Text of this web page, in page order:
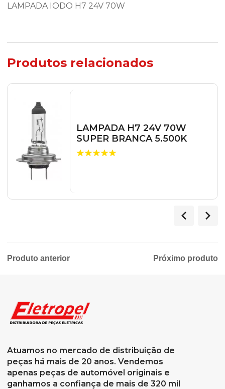
LAMPADA IODO H7 24V 70W
Produtos relacionados
LAMPADA H7 24V 70W
SUPER BRANCA 5.500K
Produto anterior Próximo produto
Atuamos no mercado de distribuição de
peças há mais de 20 anos. Vendemos
apenas peças de automóvel originais e
ganhamos a confiança de mais de 320 mil